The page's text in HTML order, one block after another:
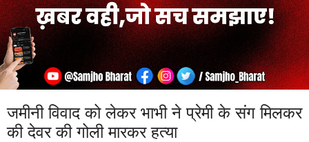
जमीनी विवाद को लेकर भाभी ने प्रेमी के संग मिलकर
की देवर की गोली मारकर हत्या